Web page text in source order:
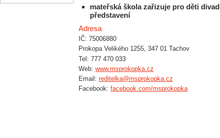
mateřská škola zařizuje pro děti
představení
Adresa
IČ: 75006880
Prokopa Velikého 1255, 347 01 Tachov
Tel: 777 470 033
Web: www.msprokopka.cz
Email: reditelka@msprokopka.cz
Facebook: facebook.com/msprokopka